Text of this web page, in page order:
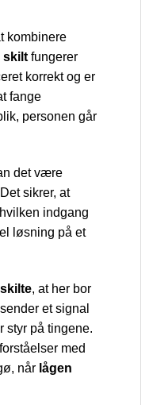
kombinere
skilt fungerer
korrekt og er
fange
personen går
det være
sikrer, at
indgang
løsning på et
, at her bor
et signal
styr på tingene.
med
når lågen